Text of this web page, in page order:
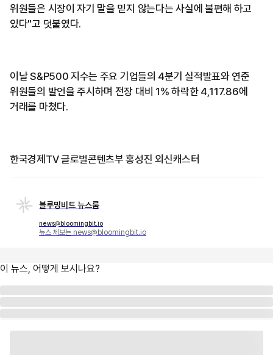
위원들은 시장이 자기 말을 믿지 않는다는 사실에 불편해 하고
있다"고 덧붙였다.
이날 S&P500 지수는 주요 기업들의 4분기 실적발표와 연준
위원들의 발언을 주시하며 전장 대비 1% 하락한 4,117.86에
거래를 마쳤다.
한국경제TV 글로벌콘텐츠부 홍성진 외신캐스터
블루밍비트 뉴스룸
news@bloomingbit.io
뉴스 제보는 news@bloomingbit.io
이 뉴스, 어떻게 보시나요?